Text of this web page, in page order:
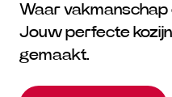
Waar vakmanschap
Jouw perfecte
gemaakt.